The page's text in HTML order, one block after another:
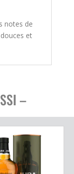
notes de
et
–